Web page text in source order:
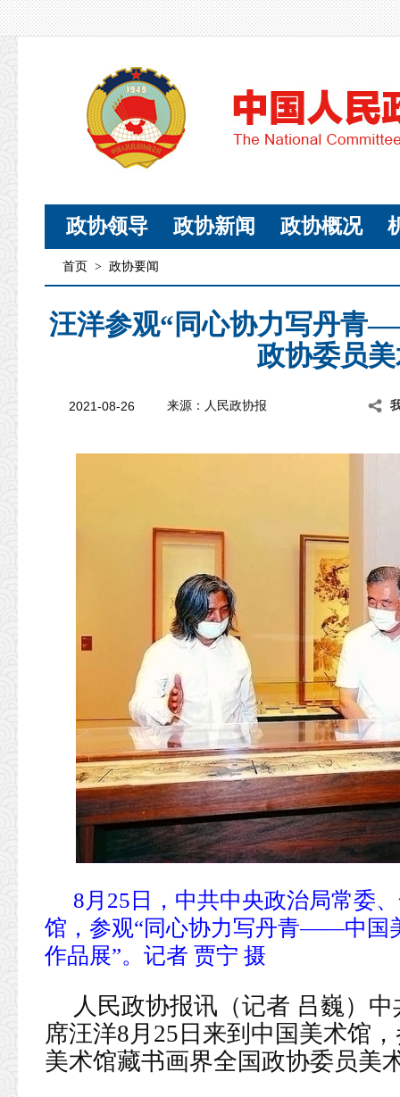
政协领导 政协新闻 政协概况
首页 > 政协要闻
汪洋参观“同心协力写丹青
政协委员
2021-08-26 来源：人民政协报
8月25日，中共中央政治局常委
馆，参观“同心协力写丹青——中国
作品展”。记者 贾宁 摄
人民政协报讯（记者 吕巍）
席汪洋8月25日来到中国美术馆
美术馆藏书画界全国政协委员美